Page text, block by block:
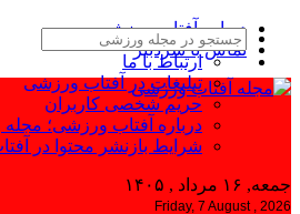
درباره آفتاب ورزشی
تماس با سردبیر
ارتباط با ما
تبلیغات در آفتاب ورزشی
حریم شخصی کاربران
درباره آفتاب ورزشی؛
شرایط بازنشر محتوا در
جمعه, ۱۶ مرداد , ۱۴۰۵
Friday, 7 August , 2026